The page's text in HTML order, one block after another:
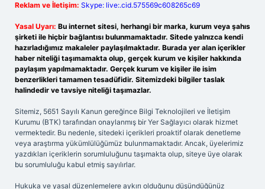
Reklam ve İletişim: Skype: live:.cid.575569c608265c69
Yasal Uyarı: Bu internet sitesi, herhangi bir marka, kurum veya şahıs
şirketi ile hiçbir bağlantısı bulunmamaktadır. Sitede yalnızca kendi
hazırladığımız makaleler paylaşılmaktadır. Burada yer alan içerikler
haber niteliği taşımamakta olup, gerçek kurum ve kişiler hakkında
paylaşım yapılmamaktadır. Gerçek kurum ve kişiler ile isim
benzerlikleri tamamen tesadüfidir. Sitemizdeki bilgiler taslak
halindedir ve tavsiye niteliği taşımazlar.
Sitemiz, 5651 Sayılı Kanun gereğince Bilgi Teknolojileri ve İletişim
Kurumu (BTK) tarafından onaylanmış bir Yer Sağlayıcı olarak hizmet
vermektedir. Bu nedenle, sitedeki içerikleri proaktif olarak denetleme
veya araştırma yükümlülüğümüz bulunmamaktadır. Ancak, üyelerimiz
yazdıkları içeriklerin sorumluluğunu taşımakta olup, siteye üye olarak
bu sorumluluğu kabul etmiş sayılırlar.
Hukuka ve yasal düzenlemelere aykırı olduğunu düşündüğünüz